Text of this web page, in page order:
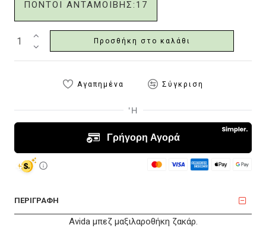
ΠΟΝΤΟΙ ΑΝΤΑΜΟΙΒΗΣ: 17
Προσθήκη στο καλάθι
Αγαπημένα Σύγκριση
ΠΕΡΙΓΡΑΦΗ
Avida μπεζ μαξιλαροθήκη ζακάρ.